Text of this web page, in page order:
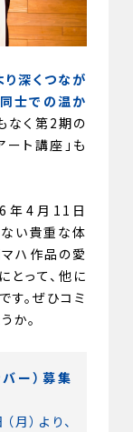
深くつなが
士での温か
なく第2期の
ト講座」も
年4月11日
い貴重な体
ハ作品の愛
って、他に
。ぜひコミ
か。
ー）募集
）より、